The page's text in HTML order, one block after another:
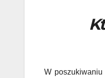
W poszukiwaniu